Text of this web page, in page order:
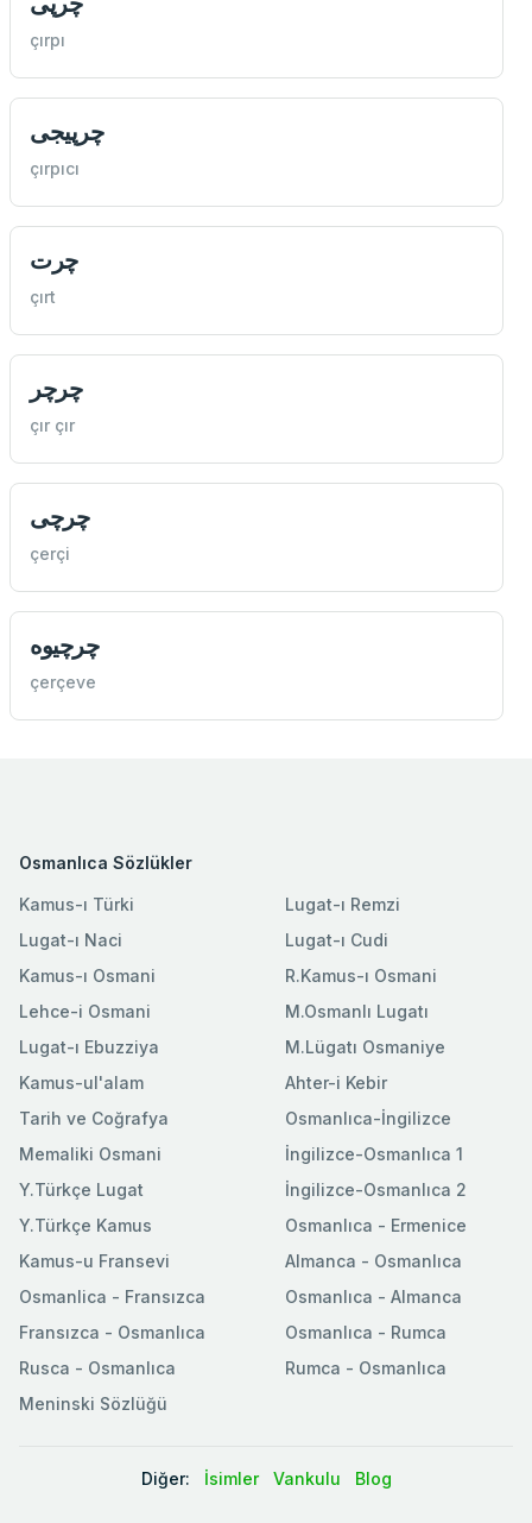
çırpı
چرپيجی
çırpıcı
چرت
çırt
چرچر
çır çır
چرچی
çerçi
چرچيوه
çerçeve
Osmanlıca Sözlükler
Kamus-ı Türki
Lugat-ı Naci
Kamus-ı Osmani
Lehce-i Osmani
Lugat-ı Ebuzziya
Lugat-ı Remzi
Lugat-ı Cudi
R.Kamus-ı Osmani
M.Osmanlı Lugatı
M.Lügatı Osmaniye
Kamus-ul'alam
Tarih ve Coğrafya
Memaliki Osmani
Y.Türkçe Lugat
Y.Türkçe Kamus
Ahter-i Kebir
Osmanlıca-İngilizce
İngilizce-Osmanlıca 1
İngilizce-Osmanlıca 2
Osmanlıca - Ermenice
Kamus-u Fransevi
Osmanlica - Fransızca
Fransızca - Osmanlıca
Rusca - Osmanlıca
Meninski Sözlüğü
Almanca - Osmanlıca
Osmanlıca - Almanca
Osmanlıca - Rumca
Rumca - Osmanlıca
Diğer: İsimler Vankulu Blog